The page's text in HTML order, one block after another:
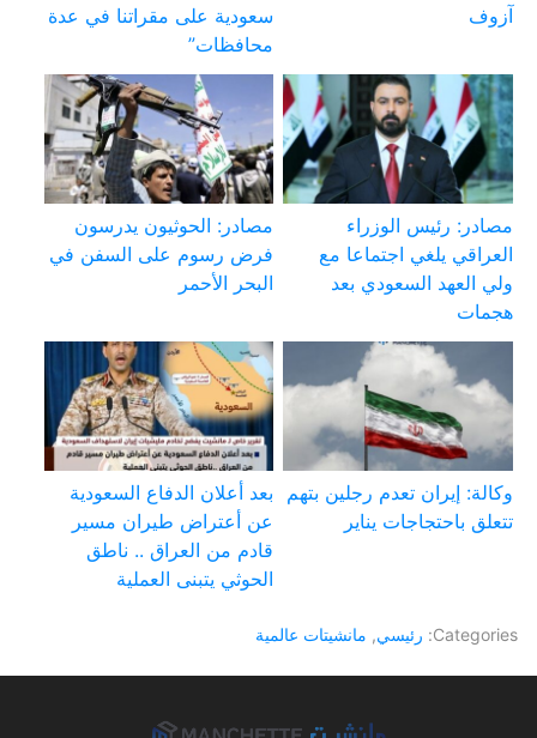
آزوف
سعودية على مقراتنا في عدة
محافظات”
مصادر: رئيس الوزراء
العراقي يلغي اجتماعا مع
ولي العهد السعودي بعد
هجمات
مصادر: الحوثيون يدرسون
فرض رسوم على السفن في
البحر الأحمر
وكالة: إيران تعدم رجلين بتهم
تتعلق باحتجاجات يناير
بعد أعلان الدفاع السعودية
عن أعتراض طيران مسير
قادم من العراق .. ناطق
الحوثي يتبنى العملية
Categories: رئيسي, مانشيتات عالمية